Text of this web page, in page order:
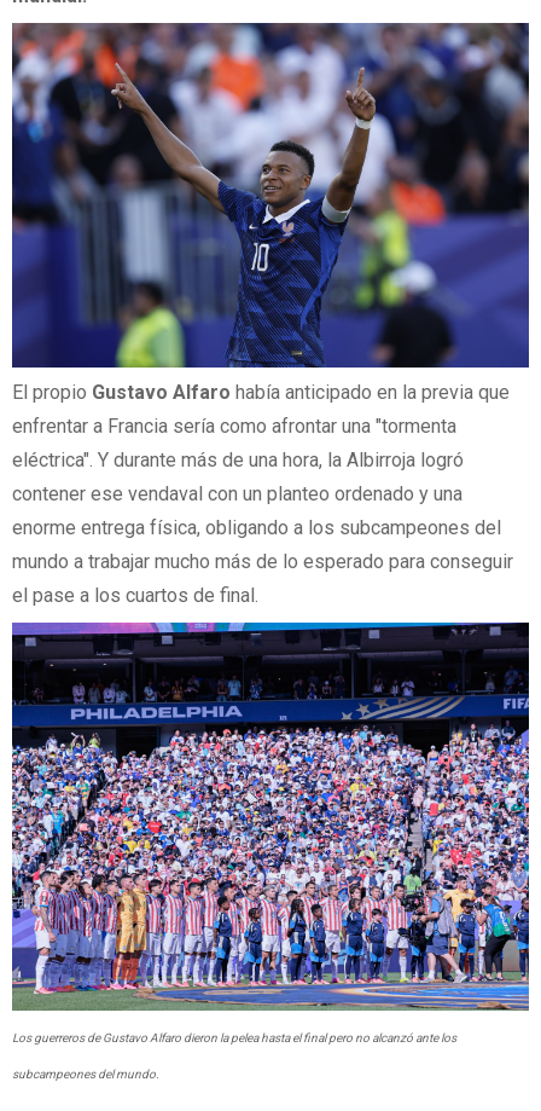
El propio Gustavo Alfaro había anticipado en la previa que
enfrentar a Francia sería como afrontar una "tormenta
eléctrica". Y durante más de una hora, la Albirroja logró
contener ese vendaval con un planteo ordenado y una
enorme entrega física, obligando a los subcampeones del
mundo a trabajar mucho más de lo esperado para conseguir
el pase a los cuartos de final.
Los guerreros de Gustavo Alfaro dieron la pelea hasta el final pero no alcanzó ante los
subcampeones del mundo.